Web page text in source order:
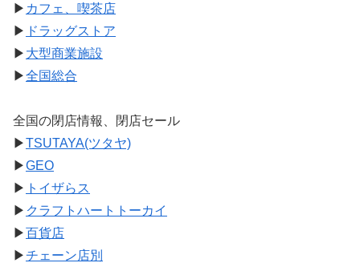
▶ カフェ、喫茶店
▶ ドラッグストア
▶ 大型商業施設
▶全国総合
全国の閉店情報、閉店セール
▶TSUTAYA(ツタヤ)
▶GEO
▶ トイザらス
▶ クラフトハートトーカイ
▶百貨店
▶チェーン店別